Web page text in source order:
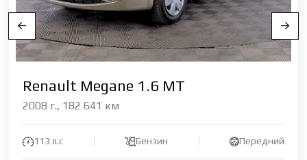
Renault Megane 1.6 МТ
2008 г., 182 641 км
113 л.с Бензин Передний